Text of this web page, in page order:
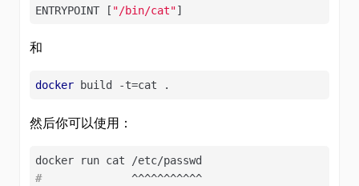
ENTRYPOINT [ "/bin/cat"]
和
docker build -t=cat .
然后你可以使用：
#
              ^^^^^^^^^^^